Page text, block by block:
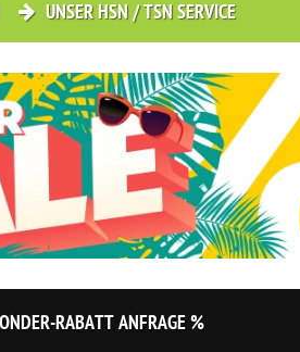
UNSER HSN / TSN SERVICE
RABATT ANFRAGE %